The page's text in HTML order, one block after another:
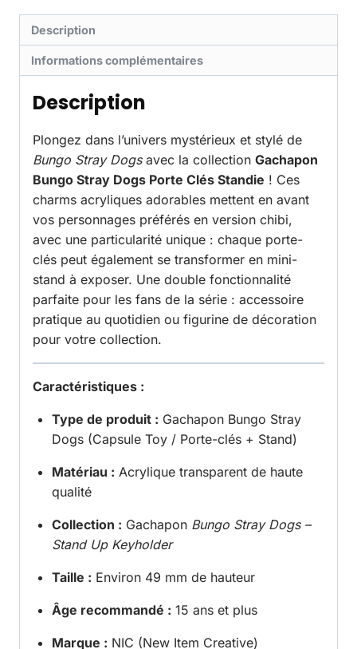
Description
Informations complémentaires
Description
Plongez dans l’univers mystérieux et stylé de
Bungo Stray Dogsavec la collection Gachapon
Bungo Stray Dogs Porte Clés Standie ! Ces
charms acryliques adorables mettent en avant
vos personnages préférés en version chibi,
avec une particularité unique : chaque porte-
clés peut également se transformer en mini-
stand à exposer. Une double fonctionnalité
parfaite pour les fans de la série : accessoire
pratique au quotidien ou figurine de décoration
pour votre collection.
Caractéristiques :
Type de produit : Gachapon Bungo Stray
Dogs (Capsule Toy / Porte-clés + Stand)
Matériau : Acrylique transparent de haute
qualité
Collection : Gachapon Bungo Stray Dogs –
Stand Up Keyholder
Taille : Environ 49 mm de hauteur
Âge recommandé : 15 ans et plus
Marque : NIC (New Item Creative)